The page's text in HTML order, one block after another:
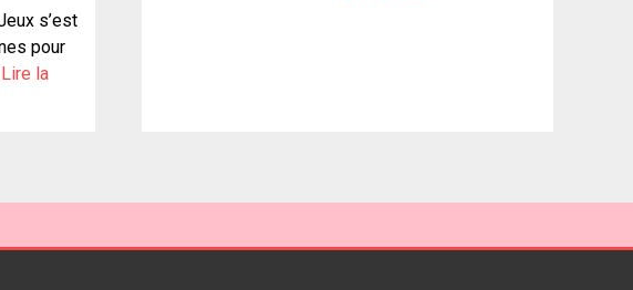
s’est
pour
Lire la